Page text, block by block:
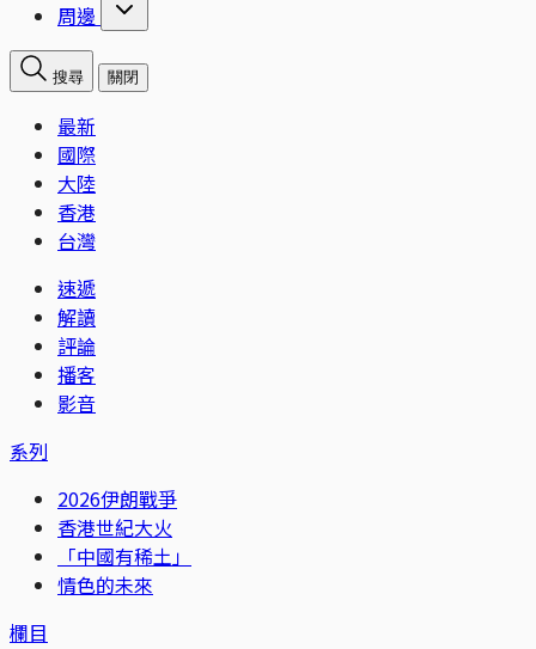
周邊
搜尋 關閉
最新
國際
大陸
香港
台灣
速遞
解讀
評論
播客
影音
系列
2026伊朗戰爭
香港世紀大火
「中國有稀土」
情色的未來
欄目